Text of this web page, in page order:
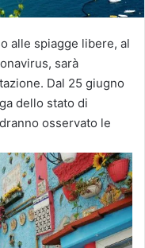
alle spiagge libere, al
sarà
Dal 25 giugno
dello stato di
osservato le